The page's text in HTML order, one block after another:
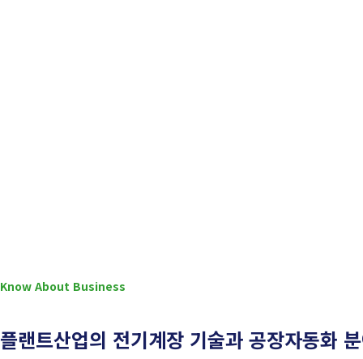
Know About Business
플랜트산업의 전기계장 기술과 공장자동화